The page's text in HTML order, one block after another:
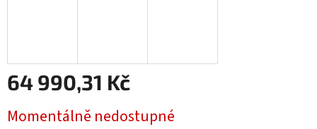
64 990,31 Kč
cena:
Momentálně nedostupné